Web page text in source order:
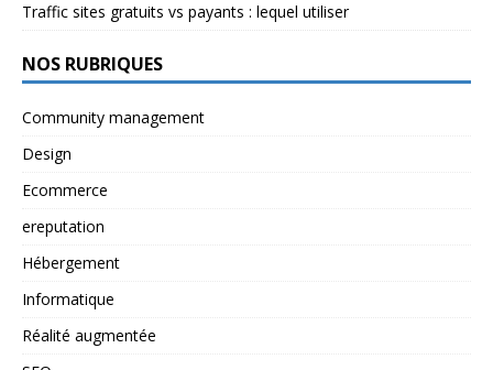
Traffic sites gratuits vs payants : lequel utiliser
NOS RUBRIQUES
Community management
Design
Ecommerce
ereputation
Hébergement
Informatique
Réalité augmentée